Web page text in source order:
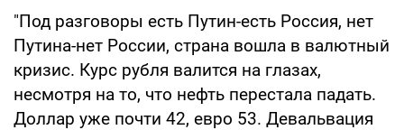
"Под разговоры есть Путин-есть Россия, нет
Путина-нет России, страна вошла в валютный
кризис. Курс рубля валится на глазах,
несмотря на то, что нефть перестала падать.
Доллар уже почти 42, евро 53. Девальвация